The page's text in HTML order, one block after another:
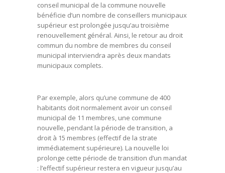
conseil municipal de la commune nouvelle
bénéficie d’un nombre de conseillers municipaux
supérieur est prolongée jusqu’au troisième
renouvellement général. Ainsi, le retour au droit
commun du nombre de membres du conseil
municipal interviendra après deux mandats
municipaux complets.
Par exemple, alors qu’une commune de 400
habitants doit normalement avoir un conseil
municipal de 11 membres, une commune
nouvelle, pendant la période de transition, a
droit à 15 membres (effectif de la strate
immédiatement supérieure). La nouvelle loi
prolonge cette période de transition d’un mandat
: l’effectif supérieur restera en vigueur jusqu’au